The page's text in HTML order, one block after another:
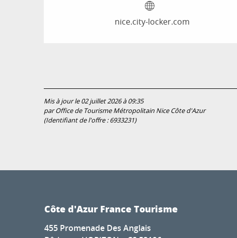
nice.city-locker.com
Mis à jour le 02 juillet 2026 à 09:35
par Office de Tourisme Métropolitain Nice Côte d'Azur
(Identifiant de l'offre :6933231)
Côte d'Azur France Tourisme
455 Promenade Des Anglais